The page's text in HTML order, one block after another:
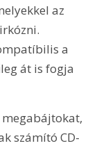
az
a
át is fogja
számító CD-